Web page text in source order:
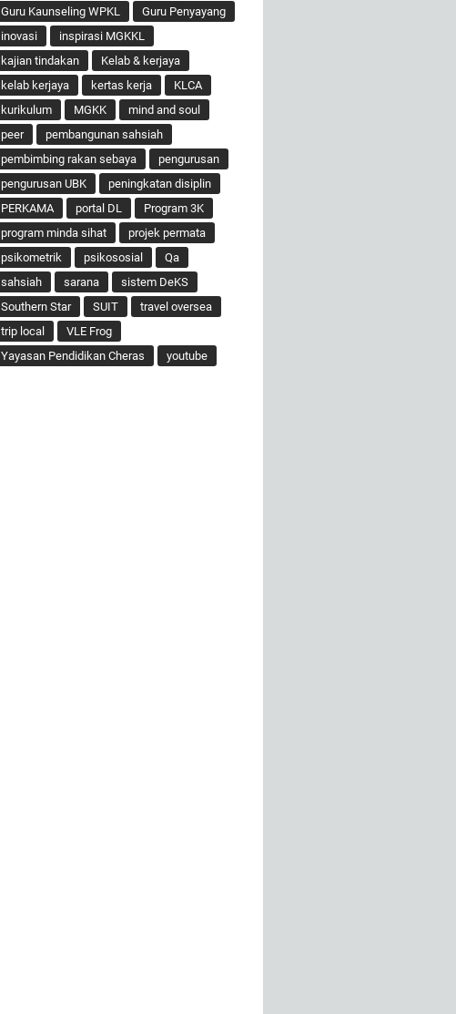
Guru Kaunseling WPKL
Guru Penyayang
inovasi
inspirasi MGKKL
kajian tindakan
Kelab & kerjaya
kelab kerjaya
kertas kerja
KLCA
kurikulum
MGKK
mind and soul
peer
pembangunan sahsiah
pembimbing rakan sebaya
pengurusan
pengurusan UBK
peningkatan disiplin
PERKAMA
portal DL
Program 3K
program minda sihat
projek permata
psikometrik
psikososial
Qa
sahsiah
sarana
sistem DeKS
Southern Star
SUIT
travel oversea
trip local
VLE Frog
Yayasan Pendidikan Cheras
youtube